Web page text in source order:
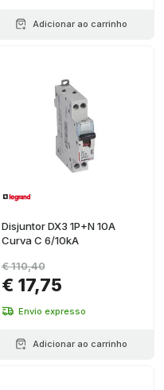
Adicionar ao carrinho
Disjuntor DX3 1P+N 10A
Curva C 6/10kA
€ 17,75
€ 110,40
Envio expresso
Adicionar ao carrinho